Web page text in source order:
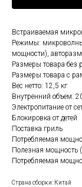
Встраиваемая
Режимы: микроволны
мощности),
Размеры товара
Размеры товара с
Вес нетто: 12,5 кг
Внутренний объем:
Электропитание от
Блокировка от детей
Поставка гриль
Потребляемая
Полезная мощность
Потребляемая
Страна сборки: Китай